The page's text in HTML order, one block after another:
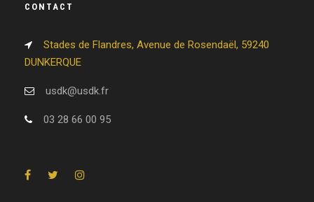
CONTACT
Stades de Flandres, Avenue de Rosendaël, 59240
DUNKERQUE
usdk@usdk.fr
03 28 66 00 95